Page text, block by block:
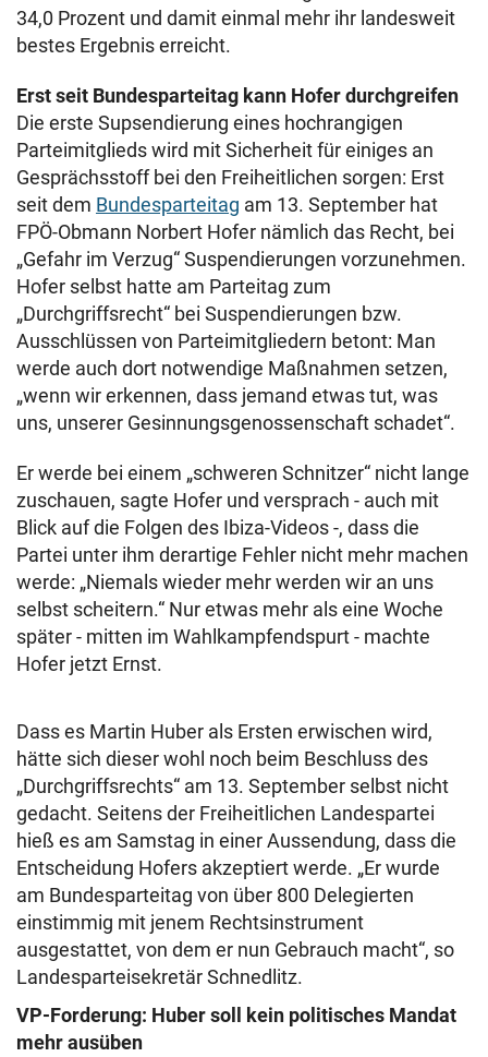
34,0 Prozent und damit einmal mehr ihr landesweit
bestes Ergebnis erreicht.
Erst seit Bundesparteitag kann Hofer durchgreifen
Die erste Supsendierung eines hochrangigen
Parteimitglieds wird mit Sicherheit für einiges an
Gesprächsstoff bei den Freiheitlichen sorgen: Erst
seit dem Bundesparteitag am 13. September hat
FPÖ-Obmann Norbert Hofer nämlich das Recht, bei
„Gefahr im Verzug“ Suspendierungen vorzunehmen.
Hofer selbst hatte am Parteitag zum
„Durchgriffsrecht“ bei Suspendierungen bzw.
Ausschlüssen von Parteimitgliedern betont: Man
werde auch dort notwendige Maßnahmen setzen,
„wenn wir erkennen, dass jemand etwas tut, was
uns, unserer Gesinnungsgenossenschaft schadet“.
Er werde bei einem „schweren Schnitzer“ nicht lange
zuschauen, sagte Hofer und versprach - auch mit
Blick auf die Folgen des Ibiza-Videos -, dass die
Partei unter ihm derartige Fehler nicht mehr machen
werde: „Niemals wieder mehr werden wir an uns
selbst scheitern.“ Nur etwas mehr als eine Woche
später - mitten im Wahlkampfendspurt - machte
Hofer jetzt Ernst.
Dass es Martin Huber als Ersten erwischen wird,
hätte sich dieser wohl noch beim Beschluss des
„Durchgriffsrechts“ am 13. September selbst nicht
gedacht. Seitens der Freiheitlichen Landespartei
hieß es am Samstag in einer Aussendung, dass die
Entscheidung Hofers akzeptiert werde. „Er wurde
am Bundesparteitag von über 800 Delegierten
einstimmig mit jenem Rechtsinstrument
ausgestattet, von dem er nun Gebrauch macht“, so
Landesparteisekretär Schnedlitz.
VP-Forderung: Huber soll kein politisches Mandat
mehr ausüben